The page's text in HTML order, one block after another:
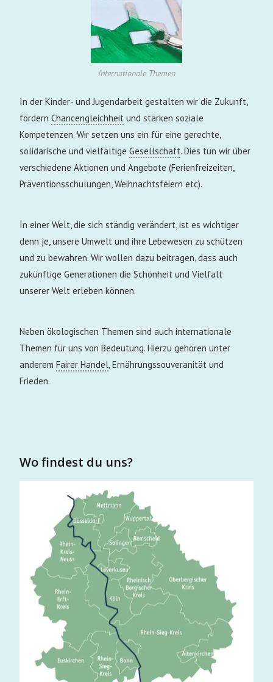
Internationale Themen
In der Kinder- und Jugendarbeit gestalten wir die Zukunft,
fördernChancengleichheit und stärken soziale
Kompetenzen. Wir setzen uns ein für eine gerechte,
solidarische und vielfältigeGesellschaft. Dies tun wir über
verschiedene Aktionen und Angebote (Ferienfreizeiten,
Präventionsschulungen, Weihnachtsfeiern etc).
In einer Welt, die sich ständig verändert, ist es wichtiger
denn je, unsere Umwelt und ihre Lebewesen zu schützen
und zu bewahren. Wir wollen dazu beitragen, dass auch
zukünftige Generationen die Schönheit und Vielfalt
unserer Welt erleben können.
Neben ökologischen Themen sind auch internationale
Themen für uns von Bedeutung. Hierzu gehören unter
anderemFairer Handel , Ernährungssouveranität und
Frieden.
Wo findest du uns?